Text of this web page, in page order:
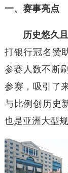
一、 赛事亮点
历史悠久
打银行冠名赞
参赛人数不断
参赛，吸引了
与比例创历史
也是亚洲大型